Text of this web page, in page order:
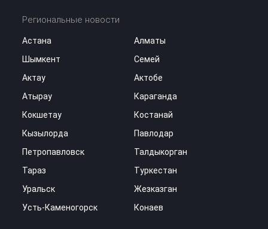
Региональные новости
Астана
Алматы
Шымкент
Семей
Актау
Актобе
Атырау
Караганда
Кокшетау
Костанай
Кызылорда
Павлодар
Петропавловск
Талдыкорган
Тараз
Туркестан
Уральск
Жезказган
Усть-Каменогорск
Конаев